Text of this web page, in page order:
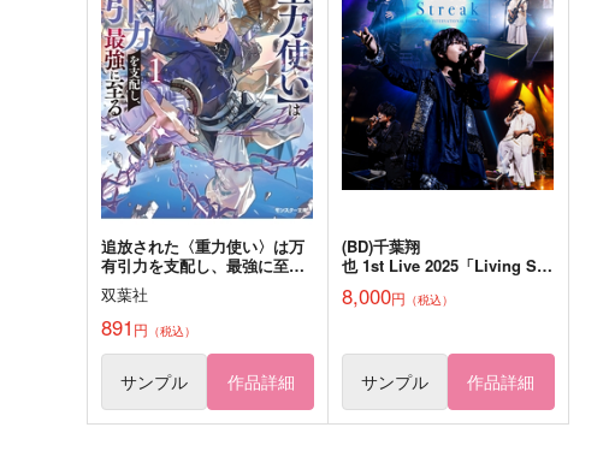
7,857円（税込）
七海建人×女夢主
サンプル 作品詳細
6,287円（税込）
七海建人×女夢主
サンプル 作品詳細
追放された〈重力使い〉は万
有引力を支配し、最強に至
る 1
双葉社
891 円 （税込）
サンプル 作品詳細
(BD)千葉翔
也 1st Live 2025「Living Str
TOKYO INTERNATIONAL FO
8,000円 （税込）
サンプル 作品詳細